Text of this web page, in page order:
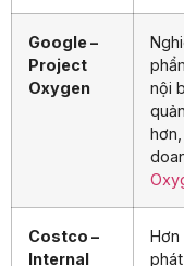
Google –
Project
Oxygen
nội
Costco –
Internal